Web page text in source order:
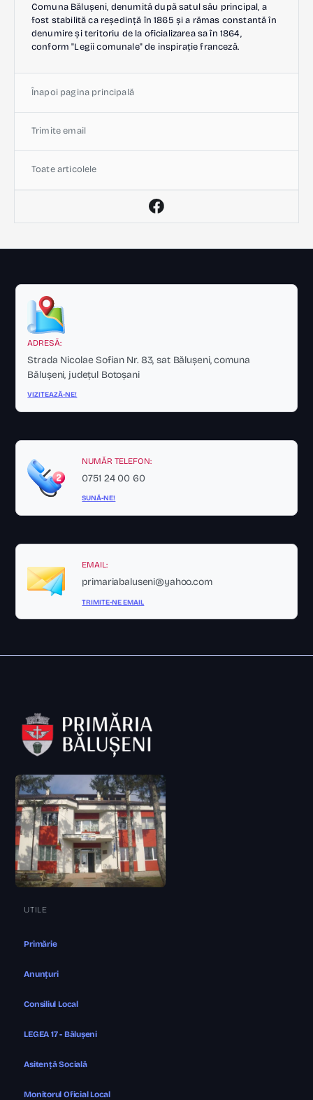
Comuna Bălușeni, denumită după satul său principal, a
fost stabilită ca reședință în 1865 și a rămas constantă în
denumire și teritoriu de la oficializarea sa în 1864,
conform "Legii comunale" de inspirație franceză.
Înapoi pagina principală
Trimite email
Toate articolele
ADRESĂ:
Strada Nicolae Sofian Nr. 83, sat Bălușeni, comuna
Bălușeni, județul Botoșani
VIZITEAZĂ-NE!
NUMĂR TELEFON:
0751 24 00 60
SUNĂ-NE!
EMAIL:
primariabaluseni@yahoo.com
TRIMITE-NE EMAIL
UTILE
Primărie
Anunțuri
Consiliul Local
LEGEA 17 - Bălușeni
Asitență Socială
Monitorul Oficial Local